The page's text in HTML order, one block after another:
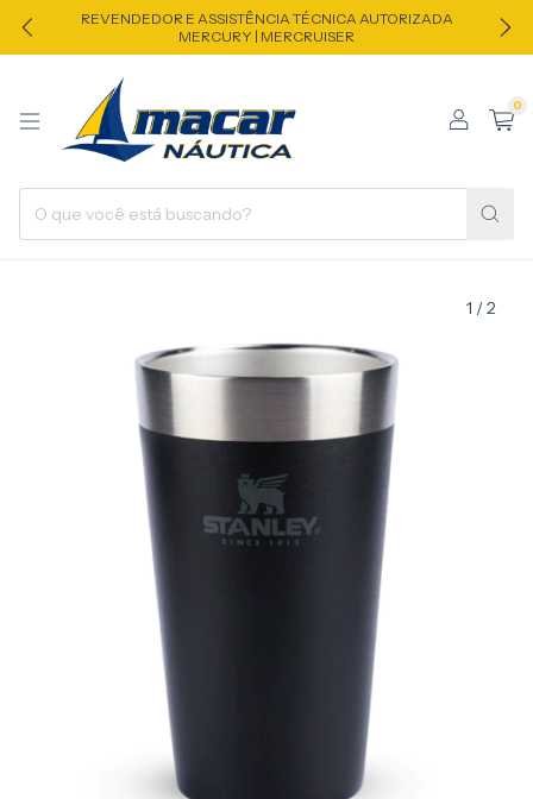
REVENDEDOR E ASSISTÊNCIA TÉCNICA AUTORIZADA
MERCURY | MERCRUISER
0
1 /2